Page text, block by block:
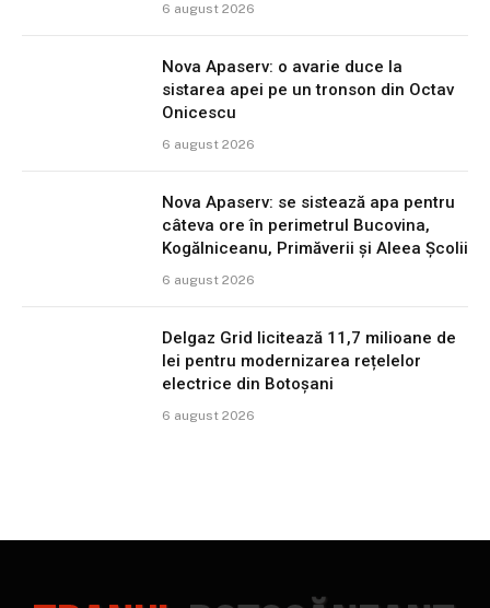
6 august 2026
Nova Apaserv: o avarie duce la
sistarea apei pe un tronson din Octav
Onicescu
6 august 2026
Nova Apaserv: se sistează apa pentru
câteva ore în perimetrul Bucovina,
Kogălniceanu, Primăverii și Aleea Școlii
6 august 2026
Delgaz Grid licitează 11,7 milioane de
lei pentru modernizarea rețelelor
electrice din Botoșani
6 august 2026